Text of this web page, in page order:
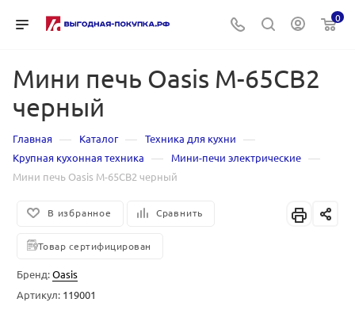
0
Мини печь Oasis M-65CB2
черный
Главная — Каталог — Техника для кухни —
Крупная кухонная техника — Мини-печи электрические —
Мини печь Oasis M-65CB2 черный
В избранное Сравнить
Товар сертифицирован
Бренд:Oasis
Артикул: 119001